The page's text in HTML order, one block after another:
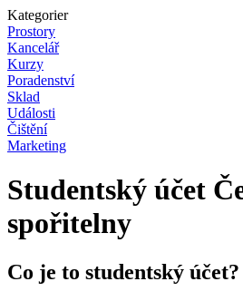
Kategorier
Prostory
Kancelář
Kurzy
Poradenství
Sklad
Události
Čištění
Marketing
Studentský účet
spořitelny
Co je to studentský účet?